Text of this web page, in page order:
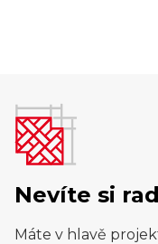
Nevíte si
Máte v hlavě